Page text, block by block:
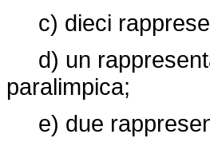
c) dieci
d) un
paralimpica;
e) due